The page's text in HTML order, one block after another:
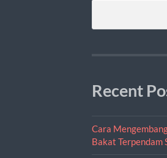
Recent
Cara
Bakat Terpendam